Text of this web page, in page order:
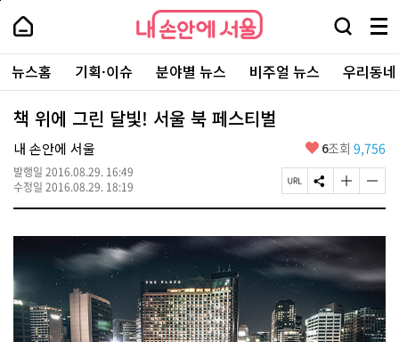
본
로
가
내
손
안
에
서
울
-
서
울
시
대
표
소
포
내
손
에
울
검
창
열
기
메
뉴
전
체
보
주
요
서
뉴스홈 기획·이슈 분야별 뉴스 비주얼 뉴스 우리동
책 위에 그린 달빛! 서울 북 페스티벌
내 손안에 서울
발행일 2016.08.29. 16:49
수정일 2016.08.29. 18:19
좋
요
6조회 9,756
페
이
U
R
L
복
사
S
N
공
유
하
기
글
자
기
크
게
변
경
하
기
글
자
기
게
변
경
하
기
페
상
단
로